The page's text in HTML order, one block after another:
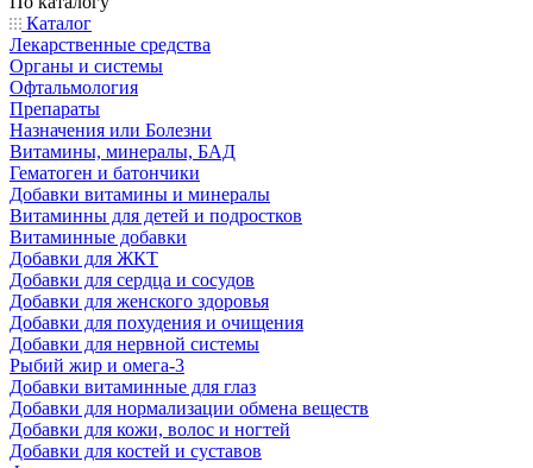
Каталог
Лекарственные средства
Органы и системы
Офтальмология
Препараты
Назначения или Болезни
Витамины, минералы, БАД
Гематоген и батончики
Добавки витамины и минералы
Витаминны для детей и подростков
Витаминные добавки
Добавки для ЖКТ
Добавки для сердца и сосудов
Добавки для женского здоровья
Добавки для похудения и очищения
Добавки для нервной системы
Рыбий жир и омега-3
Добавки витаминные для глаз
Добавки для нормализации обмена веществ
Добавки для кожи, волос и ногтей
Добавки для костей и суставов